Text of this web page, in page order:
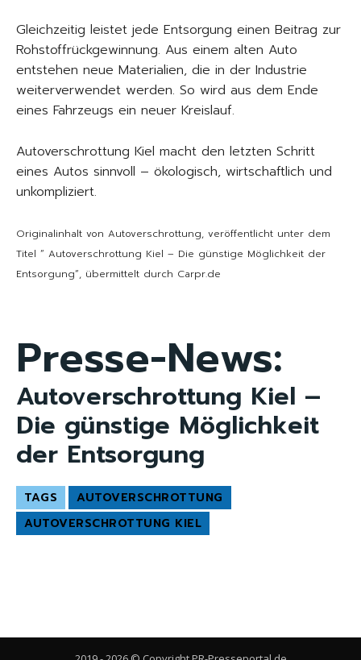
Gleichzeitig leistet jede Entsorgung einen Beitrag zur
Rohstoffrückgewinnung. Aus einem alten Auto
entstehen neue Materialien, die in der Industrie
weiterverwendet werden. So wird aus dem Ende
eines Fahrzeugs ein neuer Kreislauf.
Autoverschrottung Kiel macht den letzten Schritt
eines Autos sinnvoll – ökologisch, wirtschaftlich und
unkompliziert.
Originalinhalt von Autoverschrottung, veröffentlicht unter dem
Titel “ Autoverschrottung Kiel – Die günstige Möglichkeit der
Entsorgung“, übermittelt durch Carpr.de
Presse-News:
Autoverschrottung Kiel –
Die günstige Möglichkeit
der Entsorgung
TAGS
AUTOVERSCHROTTUNG
AUTOVERSCHROTTUNG KIEL